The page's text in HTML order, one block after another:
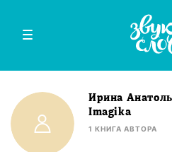
Ирина
Imagika
1 КНИГА АВТОРА